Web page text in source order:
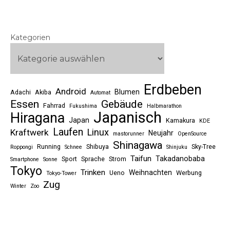
Kategorien
Adachi Akiba Android Automat Blumen Erdbeben
Essen Fahrrad Fukushima Gebäude Halbmarathon
Hiragana Japan Japanisch Kamakura KDE
Kraftwerk Laufen Linux mastorunner Neujahr
OpenSource
Roppongi
Running Schnee Shibuya Shinagawa Shinjuku Sky-Tree
Smartphone Sonne Sport Sprache Strom Taifun Takadanobaba
Tokyo Tokyo-Tower Trinken Ueno Weihnachten Werbung
Winter Zoo Zug